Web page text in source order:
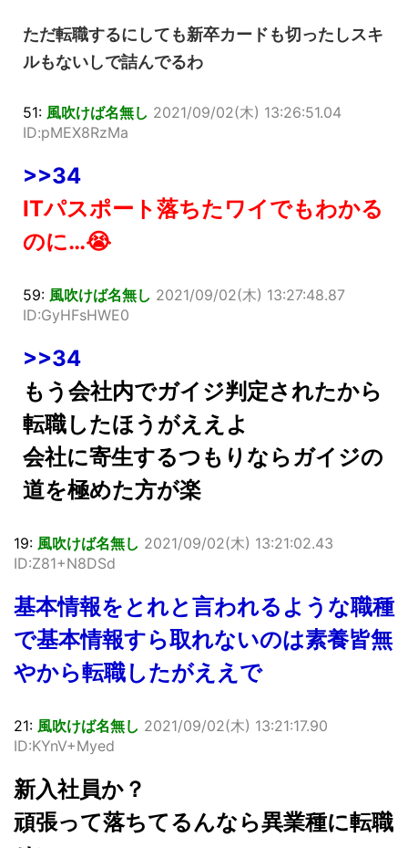
ただ転職するにしても新卒カードも切ったしスキ
ルもないしで詰んでるわ
51: 風吹けば名無し 2021/09/02(木) 13:26:51.04
ID:pMEX8RzMa
>>34
ITパスポート落ちたワイでもわかる
のに…😭
59: 風吹けば名無し 2021/09/02(木) 13:27:48.87
ID:GyHFsHWE0
>>34
もう会社内でガイジ判定されたから
転職したほうがええよ
会社に寄生するつもりならガイジの
道を極めた方が楽
19: 風吹けば名無し 2021/09/02(木) 13:21:02.43
ID:Z81+N8DSd
基本情報をとれと言われるような職種
で基本情報すら取れないのは素養皆無
やから転職したがええで
21: 風吹けば名無し 2021/09/02(木) 13:21:17.90
ID:KYnV+Myed
新入社員か？
頑張って落ちてるんなら異業種に転職